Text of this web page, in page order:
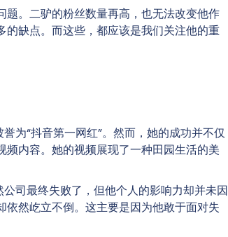
。二驴的粉丝数量再高，也无法改变他作
缺点。而这些，都应该是我们关注他的重
为“抖音第一网红”。然而，她的成功并不仅
内容。她的视频展现了一种田园生活的美
司最终失败了，但他个人的影响力却并未因
然屹立不倒。这主要是因为他敢于面对失